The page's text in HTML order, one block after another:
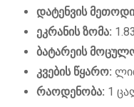
დატენვის
ეკრანის ზომა: 1.83
ბატარეის
კვების წყარო:
რაოდენობა: 1